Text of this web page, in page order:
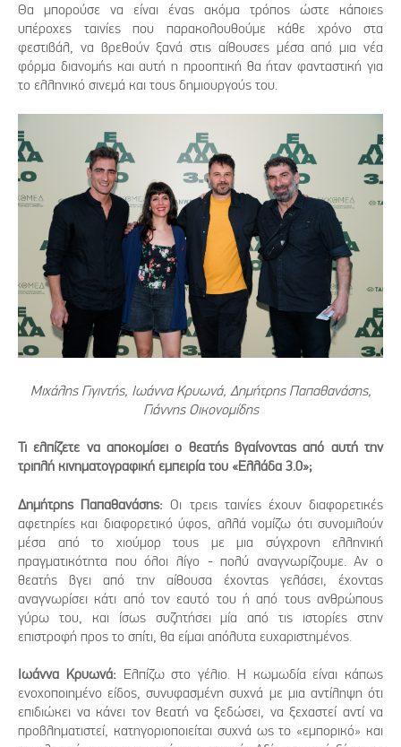
Θα μπορούσε να είναι ένας ακόμα τρόπος ώστε κάποιες
υπέροχες ταινίες που παρακολουθούμε κάθε χρόνο στα
φεστιβάλ, να βρεθούν ξανά στις αίθουσες μέσα από μια νέα
φόρμα διανομής και αυτή η προοπτική θα ήταν φανταστική για
το ελληνικό σινεμά και τους δημιουργούς του.
Μιχάλης Γιγιντής, Ιωάννα Κρυωνά, Δημήτρης Παπαθανάσης,
Γιάννης Οικονομίδης
Τι ελπίζετε να αποκομίσει ο θεατής βγαίνοντας από αυτή την
τριπλή κινηματογραφική εμπειρία του «Ελλάδα 3.0»;
Δημήτρης Παπαθανάσης: Οι τρεις ταινίες έχουν διαφορετικές
αφετηρίες και διαφορετικό ύφος, αλλά νομίζω ότι συνομιλούν
μέσα από το χιούμορ τους με μια σύγχρονη ελληνική
πραγματικότητα που όλοι λίγο - πολύ αναγνωρίζουμε. Αν ο
θεατής βγει από την αίθουσα έχοντας γελάσει, έχοντας
αναγνωρίσει κάτι από τον εαυτό του ή από τους ανθρώπους
γύρω του, και ίσως συζητήσει μία από τις ιστορίες στην
επιστροφή προς το σπίτι, θα είμαι απόλυτα ευχαριστημένος.
Ιωάννα Κρυωνά: Ελπίζω στο γέλιο. Η κωμωδία είναι κάπως
ενοχοποιημένο είδος, συνυφασμένη συχνά με μια αντίληψη ότι
επιδιώκει να κάνει τον θεατή να ξεδώσει, να ξεχαστεί αντί να
προβληματιστεί, κατηγοριοποιείται συχνά ως το «εμπορικό» και